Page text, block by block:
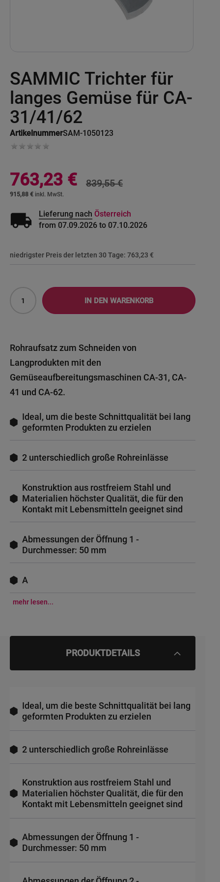
SAMMIC Trichter für
langes Gemüse für CA-
31/41/62
ArtikelnummerSAM-1050123
to
the
beginning
of
images
gallery
Sonderangebot
915,88 €
763,23 € 839,55 €
local_shipping Lieferung nach Österreich
from 07.09.2026 to 07.10.2026
niedrigster Preis der letzten 30 Tage: 763,23 €
IN DEN WARENKORB
Rohraufsatz zum Schneiden von
Langprodukten mit den
Gemüseaufbereitungsmaschinen CA-31, CA-
41 und CA-62.
Ideal, um die beste Schnittqualität bei lang
geformten Produkten zu erzielen
2 unterschiedlich große Rohreinlässe
Konstruktion aus rostfreiem Stahl und
Materialien höchster Qualität, die für den
Kontakt mit Lebensmitteln geeignet sind
Abmessungen der Öffnung 1 -
Durchmesser: 50 mm
A
mehr lesen...
PRODUKTDETAILS
Ideal, um die beste Schnittqualität bei lang
geformten Produkten zu erzielen
2 unterschiedlich große Rohreinlässe
Konstruktion aus rostfreiem Stahl und
Materialien höchster Qualität, die für den
Kontakt mit Lebensmitteln geeignet sind
Abmessungen der Öffnung 1 -
Durchmesser: 50 mm